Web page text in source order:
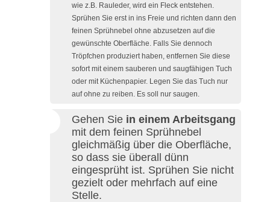
wie z.B. Rauleder, wird ein Fleck entstehen.
Sprühen Sie erst in ins Freie und richten dann den
feinen Sprühnebel ohne abzusetzen auf die
gewünschte Oberfläche. Falls Sie dennoch
Tröpfchen produziert haben, entfernen Sie diese
sofort mit einem sauberen und saugfähigen Tuch
oder mit Küchenpapier. Legen Sie das Tuch nur
auf ohne zu reiben. Es soll nur saugen.
Gehen Sie in einem Arbeitsgang
mit dem feinen Sprühnebel
gleichmäßig über die Oberfläche,
so dass sie überall dünn
eingesprüht ist. Sprühen Sie nicht
gezielt oder mehrfach auf eine
Stelle.